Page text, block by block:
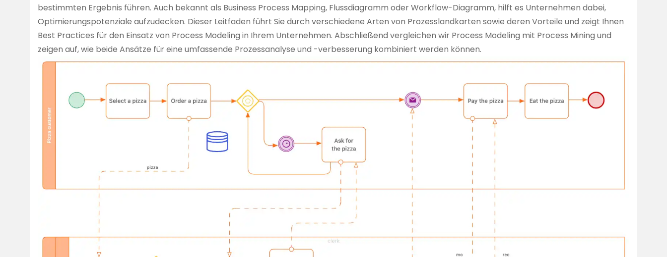
bestimmten Ergebnis führen. Auch bekannt als Business Process Mapping, Flussdiagramm oder Workflow-Diagramm, hilft es Unternehmen dabei,
Optimierungspotenziale aufzudecken. Dieser Leitfaden führt Sie durch verschiedene Arten von Prozesslandkarten sowie deren Vorteile und zeigt Ihnen
Best Practices für den Einsatz von Process Modeling in Ihrem Unternehmen. Abschließend vergleichen wir Process Modeling mit Process Mining und
zeigen auf, wie beide Ansätze für eine umfassende Prozessanalyse und -verbesserung kombiniert werden können.